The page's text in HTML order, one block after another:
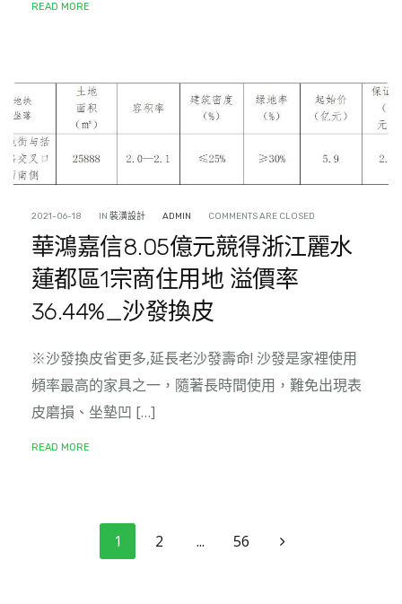
READ MORE
2021-06-18 IN 裝潢設計 ADMIN COMMENTS ARE CLOSED
華鴻嘉信8.05億元競得浙江麗水
蓮都區1宗商住用地 溢價率
36.44%_沙發換皮
※沙發換皮省更多,延長老沙發壽命! 沙發是家裡使用
頻率最高的家具之一，隨著長時間使用，難免出現表
皮磨損、坐墊凹 […]
READ MORE
1 2 ... 56